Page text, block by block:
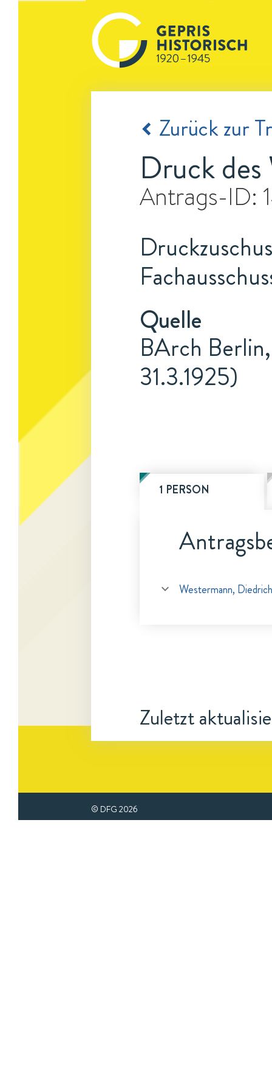
Zurück zur
Druck
Antrags-ID:
Quelle
BArch
31.3.1925)
1 PERSON
Westermann, Diedrich
Zuletzt
© DFG 2026